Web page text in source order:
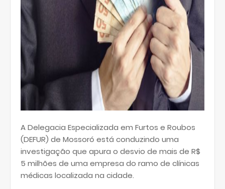
A Delegacia Especializada em Furtos e Roubos
(DEFUR) de Mossoró está conduzindo uma
investigação que apura o desvio de mais de R$
5 milhões de uma empresa do ramo de clínicas
médicas localizada na cidade.